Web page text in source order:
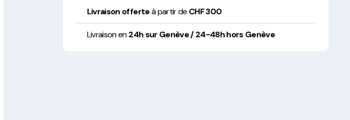
Saladiers krafts fabriqués
en Europe
Livraison offerteà partir de CHF 300
Livraison en24h sur Genève / 24-48h hors Genève